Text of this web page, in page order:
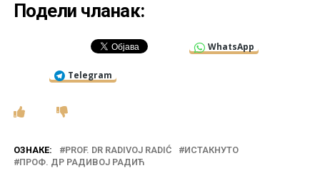
Подели чланак:
WhatsApp
Telegram
ОЗНАКЕ: PROF. DR RADIVOJ RADIĆ
ИСТАКНУТО
ПРОФ. ДР РАДИВОЈ РАДИЋ